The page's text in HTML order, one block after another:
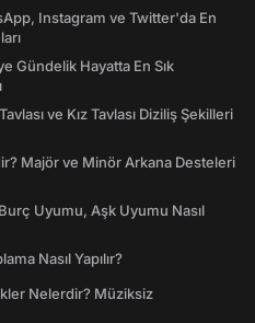
Instagram ve Twitter'da En
Gündelik Hayatta En Sık
ve Kız Tavlası Diziliş Şekilleri
Majör ve Minör Arkana Desteleri
Uyumu, Aşk Uyumu Nasıl
Nasıl Yapılır?
Nelerdir? Müziksiz